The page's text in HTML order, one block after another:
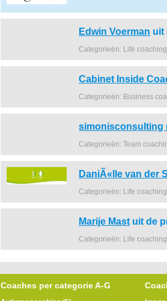
Edwin Voerman uit
Categorieën: Life coaching
Cabinet Inside
Categorieën: Business
simonisconsulting
Categorieën: Team
DaniÃ«lle van der
Categorieën: Life coaching
Marije Mast uit de
Categorieën: Life coaching
Coaches per categorie A-G